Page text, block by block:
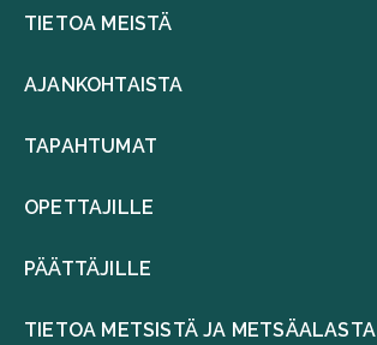
TIETOA MEISTÄ
AJANKOHTAISTA
TAPAHTUMAT
OPETTAJILLE
PÄÄTTÄJILLE
TIETOA METSISTÄ JA METSÄALASTA